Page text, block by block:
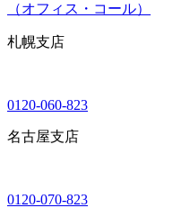
（オフィス・コール）
札幌支店
0120-060-823
名古屋支店
0120-070-823